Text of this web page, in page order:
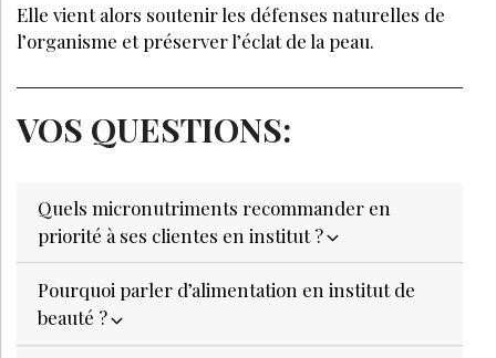
Elle vient alors soutenir les défenses naturelles de
l’organisme et préserver l’éclat de la peau.
VOS QUESTIONS:
Quels micronutriments recommander en
priorité à ses clientes en institut ?
Pourquoi parler d’alimentation en institut de
beauté ?